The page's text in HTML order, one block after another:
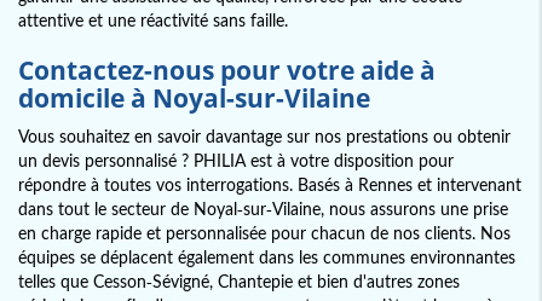
attentive et une réactivité sans faille.
Contactez-nous pour votre aide à
domicile à Noyal-sur-Vilaine
Vous souhaitez en savoir davantage sur nos prestations ou obtenir
un devis personnalisé ? PHILIA est à votre disposition pour
répondre à toutes vos interrogations. Basés à Rennes et intervenant
dans tout le secteur de Noyal-sur-Vilaine, nous assurons une prise
en charge rapide et personnalisée pour chacun de nos clients. Nos
équipes se déplacent également dans les communes environnantes
telles que Cesson-Sévigné, Chantepie et bien d'autres zones